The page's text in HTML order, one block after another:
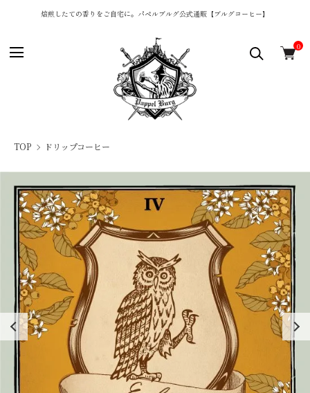
焙煎したての香りをご自宅に。パペルブルグ公式通販【ブルグコーヒー】
0
TOP ドリップコーヒー